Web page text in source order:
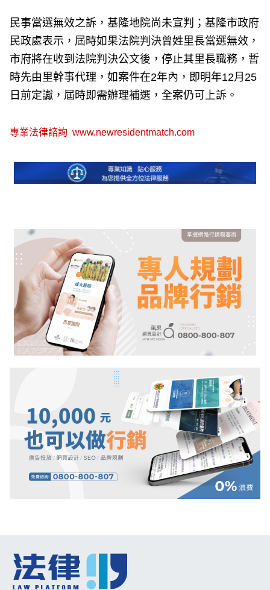
民事當選無效之訴，基隆地院尚未宣判；基隆市政府
民政處表示，屆時如果法院判決曾姓里長當選無效，
市府將在收到法院判決公文後，停止其里長職務，暫
時先由里幹事代理，如案件在2年內，即明年12月25
日前定讞，屆時即需辦理補選，全案仍可上訴。
專業法律諮詢www.newresidentmatch.com